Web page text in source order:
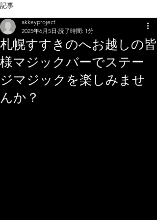
記事
札幌すすきのへお越しの皆
様マジックバーでステー
ジマジックを楽しみませ
んか？
akkeyproject
2025年6月5日 読了時間: 1分